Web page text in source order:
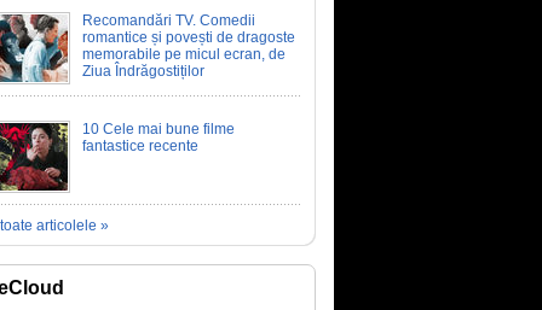
Recomandări TV. Comedii
romantice și povești de dragoste
memorabile pe micul ecran, de
Ziua Îndrăgostiților
10 Cele mai bune filme
fantastice recente
articolele »